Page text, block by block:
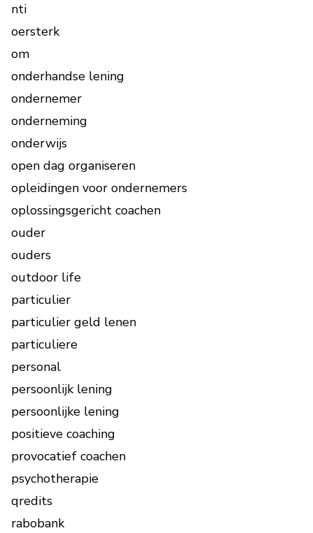
nti
oersterk
om
onderhandse lening
ondernemer
onderneming
onderwijs
open dag organiseren
opleidingen voor ondernemers
oplossingsgericht coachen
ouder
ouders
outdoor life
particulier
particulier geld lenen
particuliere
personal
persoonlijk lening
persoonlijke lening
positieve coaching
provocatief coachen
psychotherapie
qredits
rabobank